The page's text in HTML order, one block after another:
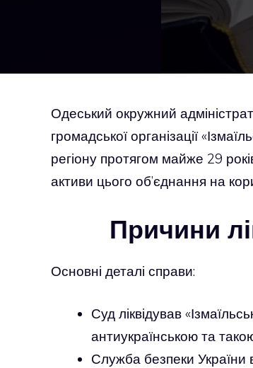
Одеський окружний
громадської організації
регіону протягом майже 29
активи цього об’єднання на
Причини
Основні деталі справи:
Суд ліквідував
антиукраїнською та
Служба безпеки України